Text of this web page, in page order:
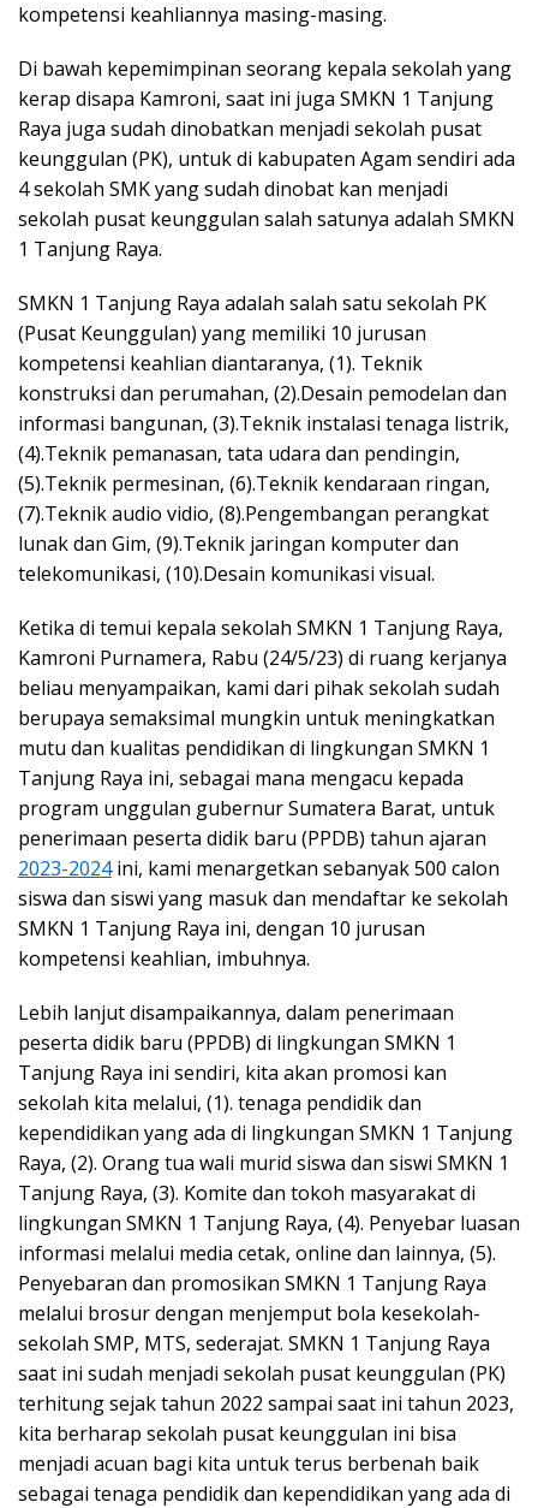
kompetensi keahliannya masing-masing.
Di bawah kepemimpinan seorang kepala sekolah yang
kerap disapa Kamroni, saat ini juga SMKN 1 Tanjung
Raya juga sudah dinobatkan menjadi sekolah pusat
keunggulan (PK), untuk di kabupaten Agam sendiri ada
4 sekolah SMK yang sudah dinobat kan menjadi
sekolah pusat keunggulan salah satunya adalah SMKN
1 Tanjung Raya.
SMKN 1 Tanjung Raya adalah salah satu sekolah PK
(Pusat Keunggulan) yang memiliki 10 jurusan
kompetensi keahlian diantaranya, (1). Teknik
konstruksi dan perumahan, (2).Desain pemodelan dan
informasi bangunan, (3).Teknik instalasi tenaga listrik,
(4).Teknik pemanasan, tata udara dan pendingin,
(5).Teknik permesinan, (6).Teknik kendaraan ringan,
(7).Teknik audio vidio, (8).Pengembangan perangkat
lunak dan Gim, (9).Teknik jaringan komputer dan
telekomunikasi, (10).Desain komunikasi visual.
Ketika di temui kepala sekolah SMKN 1 Tanjung Raya,
Kamroni Purnamera, Rabu (24/5/23) di ruang kerjanya
beliau menyampaikan, kami dari pihak sekolah sudah
berupaya semaksimal mungkin untuk meningkatkan
mutu dan kualitas pendidikan di lingkungan SMKN 1
Tanjung Raya ini, sebagai mana mengacu kepada
program unggulan gubernur Sumatera Barat, untuk
penerimaan peserta didik baru (PPDB) tahun ajaran
2023-2024ini, kami menargetkan sebanyak 500 calon
siswa dan siswi yang masuk dan mendaftar ke sekolah
SMKN 1 Tanjung Raya ini, dengan 10 jurusan
kompetensi keahlian, imbuhnya.
Lebih lanjut disampaikannya, dalam penerimaan
peserta didik baru (PPDB) di lingkungan SMKN 1
Tanjung Raya ini sendiri, kita akan promosi kan
sekolah kita melalui, (1). tenaga pendidik dan
kependidikan yang ada di lingkungan SMKN 1 Tanjung
Raya, (2). Orang tua wali murid siswa dan siswi SMKN 1
Tanjung Raya, (3). Komite dan tokoh masyarakat di
lingkungan SMKN 1 Tanjung Raya, (4). Penyebar luasan
informasi melalui media cetak, online dan lainnya, (5).
Penyebaran dan promosikan SMKN 1 Tanjung Raya
melalui brosur dengan menjemput bola kesekolah-
sekolah SMP, MTS, sederajat. SMKN 1 Tanjung Raya
saat ini sudah menjadi sekolah pusat keunggulan (PK)
terhitung sejak tahun 2022 sampai saat ini tahun 2023,
kita berharap sekolah pusat keunggulan ini bisa
menjadi acuan bagi kita untuk terus berbenah baik
sebagai tenaga pendidik dan kependidikan yang ada di